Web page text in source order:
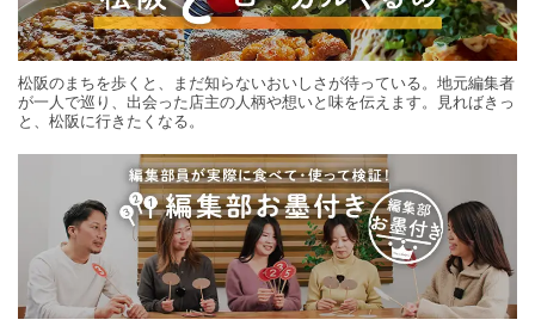
松阪のまちを歩くと、まだ知らないおいしさが待っている。地元編集者
が一人で巡り、出会った店主の人柄や想いと味を伝えます。見ればきっ
と、松阪に行きたくなる。